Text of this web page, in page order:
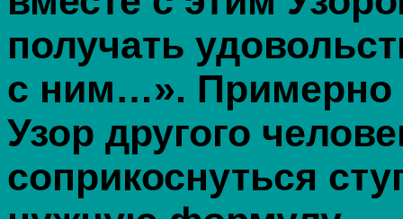
получать
с ним…». Примерно
Узор другого
соприкоснуться